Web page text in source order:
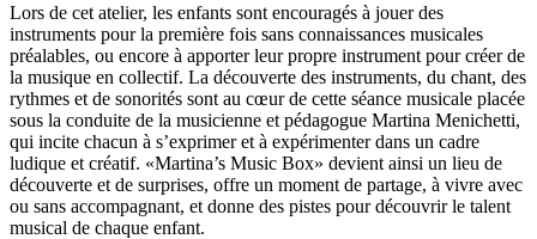
Lors de cet atelier, les enfants sont encouragés à jouer des
instruments pour la première fois sans connaissances musicales
préalables, ou encore à apporter leur propre instrument pour créer de
la musique en collectif. La découverte des instruments, du chant, des
rythmes et de sonorités sont au cœur de cette séance musicale placée
sous la conduite de la musicienne et pédagogue Martina Menichetti,
qui incite chacun à s’exprimer et à expérimenter dans un cadre
ludique et créatif. «Martina’s Music Box» devient ainsi un lieu de
découverte et de surprises, offre un moment de partage, à vivre avec
ou sans accompagnant, et donne des pistes pour découvrir le talent
musical de chaque enfant.